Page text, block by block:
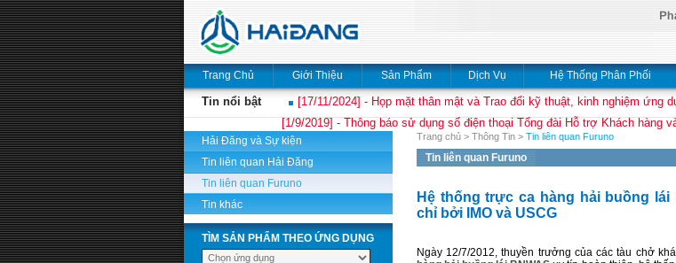
Trang Chủ Giới Thiệu Sản Phẩm Dịch Vụ Hệ Thống Phân Phối
Tin nổi bật
[17/11/2024] - Họp mặt thân mật và Trao đổi kỹ thuật, kinh nghiệm ứng
[1/9/2019] - Thông báo sử dụng số điện thoại Tổng đài Hỗ trợ Khách hàng
Hải Đăng và Sự kiện
Tin liên quan Hải Đăng
Tin liên quan Furuno
Tin khác
TÌM SẢN PHẨM THEO ỨNG DỤNG
Trang chủ > Thông Tin > Tin liên quan Furuno
Tin liên quan Furuno
Hệ thống trực ca hàng hải buồng
chỉ bởi IMO và USCG
Ngày 12/7/2012, thuyền trưởng của các tàu chở